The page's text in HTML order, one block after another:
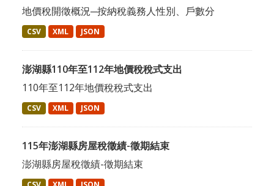
地價稅開徵概況─按納稅義務人性別、戶數分
CSV XML JSON
澎湖縣110年至112年地價稅稅式支出
110年至112年地價稅稅式支出
CSV XML JSON
115年澎湖縣房屋稅徵績-徵期結束
澎湖縣房屋稅徵績-徵期結束